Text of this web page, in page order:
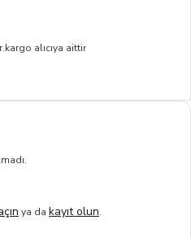
alıcıya aittir
ya da kayıt olun.